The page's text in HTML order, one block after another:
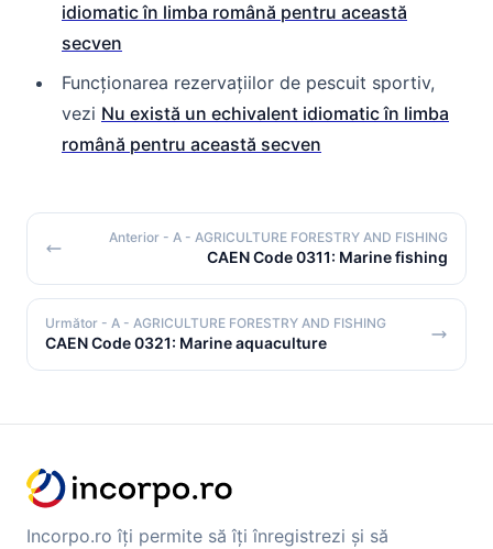
idiomatic în limba română pentru această
secven
Funcționarea rezervațiilor de pescuit sportiv,
vezi Nu există un echivalent idiomatic în limba
română pentru această secven
Anterior - A - AGRICULTURE FORESTRY AND FISHING
CAEN Code 0311: Marine fishing
Următor - A - AGRICULTURE FORESTRY AND FISHING
CAEN Code 0321: Marine aquaculture
Incorpo.ro îți permite să îți înregistrezi și să